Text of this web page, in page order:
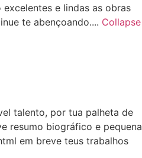
e lindas as obras
te abençoando.... Collapse
talento, por tua palheta de
resumo biográfico e pequena
em breve teus trabalhos